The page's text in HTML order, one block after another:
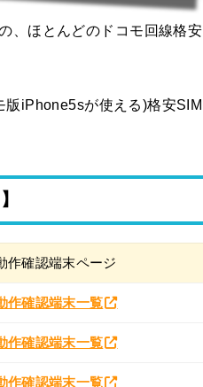
、ほとんどのドコモ回線格安
iPhone5sが使える)格安SIM
作確認端末ページ
作確認端末一覧
作確認端末一覧
作確認端末一覧